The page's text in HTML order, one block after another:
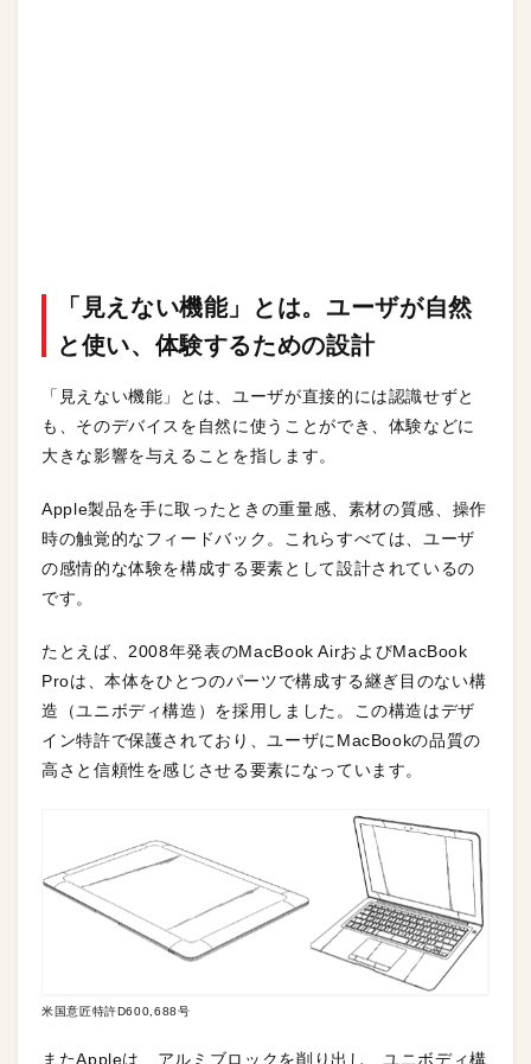
「見えない機能」とは。ユーザが自然
と使い、体験するための設計
「見えない機能」とは、ユーザが直接的には認識せずと
も、そのデバイスを自然に使うことができ、体験などに
大きな影響を与えることを指します。
Apple製品を手に取ったときの重量感、素材の質感、操作
時の触覚的なフィードバック。これらすべては、ユーザ
の感情的な体験を構成する要素として設計されているの
です。
たとえば、2008年発表のMacBook AirおよびMacBook
Proは、本体をひとつのパーツで構成する継ぎ目のない構
造（ユニボディ構造）を採用しました。この構造はデザ
イン特許で保護されており、ユーザにMacBookの品質の
高さと信頼性を感じさせる要素になっています。
米国意匠特許D600,688号
またAppleは、アルミブロックを削り出し、ユニボディ構